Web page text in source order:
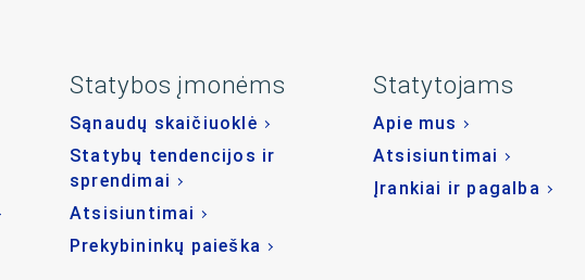
Statybos įmonėms
Sąnaudų skaičiuoklė
Statybų tendencijos ir
sprendimai
Atsisiuntimai
Prekybininkų paieška
Statytojams
Apie mus
Atsisiuntimai
Įrankiai ir pagalba